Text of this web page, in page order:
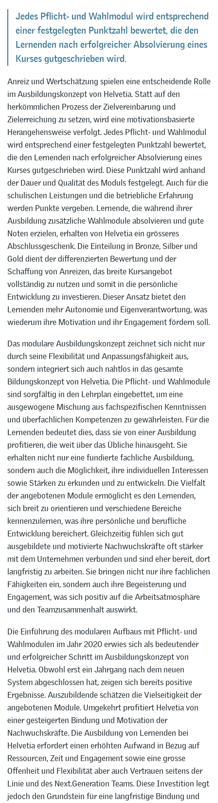
Jedes Pflicht- und Wahlmodul wird entsprechend
einer festgelegten Punktzahl bewertet, die den
Lernenden nach erfolgreicher Absolvierung eines
Kurses gutgeschrieben wird.
Anreiz und Wertschätzung spielen eine entscheidende Rolle
im Ausbildungskonzept von Helvetia. Statt auf den
herkömmlichen Prozess der Zielvereinbarung und
Zielerreichung zu setzen, wird eine motivationsbasierte
Herangehensweise verfolgt. Jedes Pflicht- und Wahlmodul
wird entsprechend einer festgelegten Punktzahl bewertet,
die den Lernenden nach erfolgreicher Absolvierung eines
Kurses gutgeschrieben wird. Diese Punktzahl wird anhand
der Dauer und Qualität des Moduls festgelegt. Auch für die
schulischen Leistungen und die betriebliche Erfahrung
werden Punkte vergeben. Lernende, die während ihrer
Ausbildung zusätzliche Wahlmodule absolvieren und gute
Noten erzielen, erhalten von Helvetia ein grösseres
Abschlussgeschenk. Die Einteilung in Bronze, Silber und
Gold dient der differenzierten Bewertung und der
Schaffung von Anreizen, das breite Kursangebot
vollständig zu nutzen und somit in die persönliche
Entwicklung zu investieren. Dieser Ansatz bietet den
Lernenden mehr Autonomie und Eigenverantwortung, was
wiederum ihre Motivation und ihr Engagement fördern soll.
Das modulare Ausbildungskonzept zeichnet sich nicht nur
durch seine Flexibilität und Anpassungsfähigkeit aus,
sondern integriert sich auch nahtlos in das gesamte
Bildungskonzept von Helvetia. Die Pflicht- und Wahlmodule
sind sorgfältig in den Lehrplan eingebettet, um eine
ausgewogene Mischung aus fachspezifischen Kenntnissen
und überfachlichen Kompetenzen zu gewährleisten. Für die
Lernenden bedeutet dies, dass sie von einer Ausbildung
profitieren, die weit über das Übliche hinausgeht. Sie
erhalten nicht nur eine fundierte fachliche Ausbildung,
sondern auch die Möglichkeit, ihre individuellen Interessen
sowie Stärken zu erkunden und zu entwickeln. Die Vielfalt
der angebotenen Module ermöglicht es den Lernenden,
sich breit zu orientieren und verschiedene Bereiche
kennenzulernen, was ihre persönliche und berufliche
Entwicklung bereichert. Gleichzeitig fühlen sich gut
ausgebildete und motivierte Nachwuchskräfte oft stärker
mit dem Unternehmen verbunden und sind eher bereit, dort
langfristig zu arbeiten. Sie bringen nicht nur ihre fachlichen
Fähigkeiten ein, sondern auch ihre Begeisterung und
Engagement, was sich positiv auf die Arbeitsatmosphäre
und den Teamzusammenhalt auswirkt.
Die Einführung des modularen Aufbaus mit Pflicht- und
Wahlmodulen im Jahr 2020 erwies sich als bedeutender
und erfolgreicher Schritt im Ausbildungskonzept von
Helvetia. Obwohl erst ein Jahrgang nach dem neuen
System abgeschlossen hat, zeigen sich bereits positive
Ergebnisse. Auszubildende schätzen die Vielseitigkeit der
angebotenen Module. Umgekehrt profitiert Helvetia von
einer gesteigerten Bindung und Motivation der
Nachwuchskräfte. Die Ausbildung von Lernenden bei
Helvetia erfordert einen erhöhten Aufwand in Bezug auf
Ressourcen, Zeit und Engagement sowie eine grosse
Offenheit und Flexibilität aber auch Vertrauen seitens der
Linie und des Next.Generation Teams. Diese Investition legt
jedoch den Grundstein für eine langfristige Bindung und